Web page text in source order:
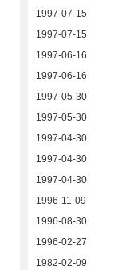
1997-07-15
1997-07-15
1997-06-16
1997-06-16
1997-05-30
1997-05-30
1997-04-30
1997-04-30
1997-04-30
1996-11-09
1996-08-30
1996-02-27
1982-02-09